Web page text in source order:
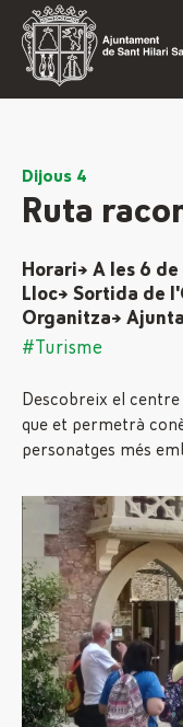
Dijous 4
Ruta
Horari→ A les 6
Lloc→ Sortida de
Organitza→
#Turisme
Descobreix el
que et permetrà
personatges més